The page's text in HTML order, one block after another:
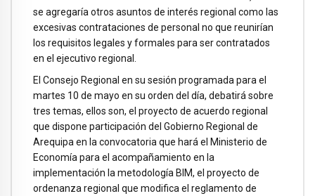
se agregaría otros asuntos de interés regional como las
excesivas contrataciones de personal no que reunirían
los requisitos legales y formales para ser contratados
en el ejecutivo regional.
El Consejo Regional en su sesión programada para el
martes 10 de mayo en su orden del día, debatirá sobre
tres temas, ellos son, el proyecto de acuerdo regional
que dispone participación del Gobierno Regional de
Arequipa en la convocatoria que hará el Ministerio de
Economía para el acompañamiento en la
implementación la metodología BIM, el proyecto de
ordenanza regional que modifica el reglamento de